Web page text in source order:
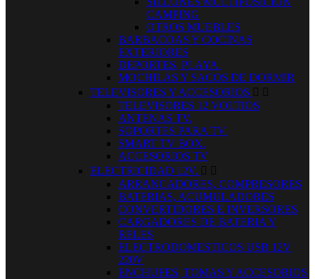
CAMPING
OTROS MUEBLES
BARBACOAS Y COCINAS
EXTERIORES
DEPORTES, PLAYA.
MOCHILAS Y SACOS DE DORMIR
TELEVISORES Y ACCESORIOS  
TELEVISORES 12 VOLTIOS
ANTENAS TV.
SOPORTES PARA TV.
SMART TV BOX.
ACCESORIOS TV
ELECTRICIDAD 12V.  
ARRANCADORES, COMPRESORES
BATERIAS, ACUMULADORES
CONVERTIDORES E INVERSORES
CARGADORES DE BATERIA Y
RELES
ELECTRODOMESTICOS USB 12V
220V
ENCHUFES, TOMAS Y ACCESORIOS